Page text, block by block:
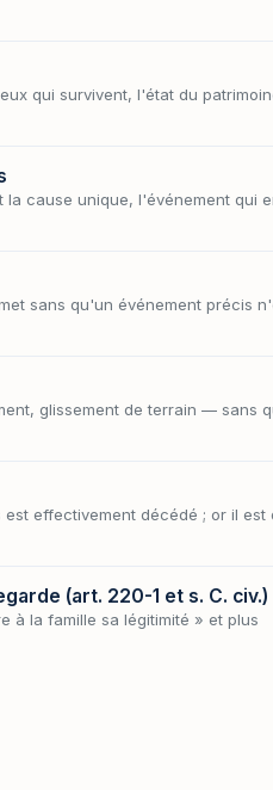
qui survivent, l'état du
cause unique, l'événement qui
sans qu'un événement précis
glissement de terrain — sans
effectivement décédé ; or il est
(art. 220-1 et s. C. civ.)
à la famille sa légitimité » et plus